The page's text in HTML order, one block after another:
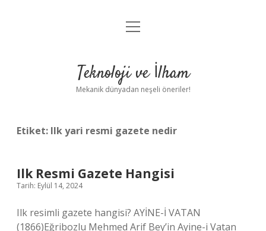
Anasayfa
Yasal Uyarı
menüyü
Teknoloji ve İlham
Mekanik dünyadan neşeli öneriler!
Etiket: Ilk yari resmi gazete nedir
Ilk Resmi Gazete Hangisi
Tarih: Eylül 14, 2024
Ilk resimli gazete hangisi? AYİNE-İ VATAN
(1866)Eğribozlu Mehmed Arif Bey’in Ayine-i Vatan